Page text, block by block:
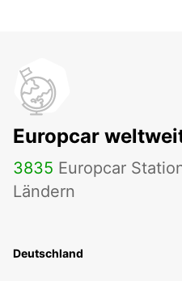
Europcar
3835 Europcar
Ländern
Deutschland